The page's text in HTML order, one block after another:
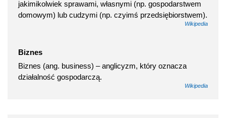
jakimikolwiek sprawami, własnymi (np. gospodarstwem
domowym) lub cudzymi (np. czyimś przedsiębiorstwem).
Wikipedia
Biznes
Biznes (ang. business) – anglicyzm, który oznacza
działalność gospodarczą.
Wikipedia